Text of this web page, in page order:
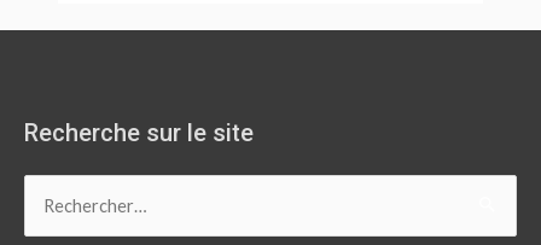
Recherche sur le site